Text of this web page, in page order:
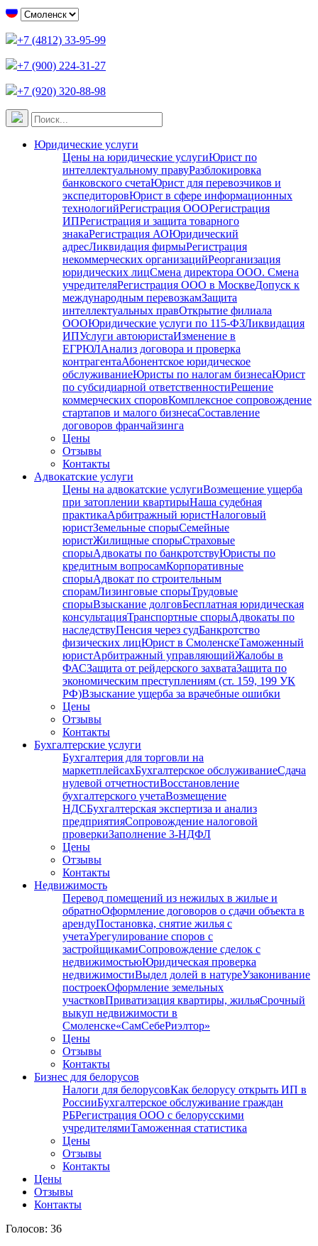
+7 (4812) 33-95-99
+7 (900) 224-31-27
+7 (920) 320-88-98
Юридические услуги
Цены на юридические услугиЮрист по
интеллектуальному правуРазблокировка
банковского счетаЮрист для перевозчиков и
экспедиторовЮрист в сфере информационных
технологийРегистрация ОООРегистрация
ИПРегистрация и защита товарного
знакаРегистрация АОЮридический
адресЛиквидация фирмыРегистрация
некоммерческих организацийРеорганизация
юридических лицСмена директора ООО. Смена
учредителяРегистрация ООО в МосквеДопуск к
международным перевозкамЗащита
интеллектуальных правОткрытие филиала
ОООЮридические услуги по 115-ФЗЛиквидация
ИПУслуги автоюристаИзменение в
ЕГРЮЛАнализ договора и проверка
контрагентаАбонентское юридическое
обслуживаниеЮристы по налогам бизнесаЮрист
по субсидиарной ответственностиРешение
коммерческих споровКомплексное сопровождение
стартапов и малого бизнесаСоставление
договоров франчайзинга
Цены
Отзывы
Контакты
Адвокатские услуги
Цены на адвокатские услугиВозмещение ущерба
при затоплении квартирыНаша судебная
практикаАрбитражный юристНалоговый
юристЗемельные спорыСемейные
юристЖилищные спорыСтраховые
спорыАдвокаты по банкротствуЮристы по
кредитным вопросамКорпоративные
спорыАдвокат по строительным
спорамЛизинговые спорыТрудовые
спорыВзыскание долговБесплатная юридическая
консультацияТранспортные спорыАдвокаты по
наследствуПенсия через судБанкротство
физических лицЮрист в СмоленскеТаможенный
юристАрбитражный управляющийЖалобы в
ФАСЗащита от рейдерского захватаЗащита по
экономическим преступлениям (ст. 159, 199 УК
РФ)Взыскание ущерба за врачебные ошибки
Цены
Отзывы
Контакты
Бухгалтерские услуги
Бухгалтерия для торговли на
маркетплейсахБухгалтерское обслуживаниеСдача
нулевой отчетностиВосстановление
бухгалтерского учетаВозмещение
НДСБухгалтерская экспертиза и анализ
предприятияСопровождение налоговой
проверкиЗаполнение 3-НДФЛ
Цены
Отзывы
Контакты
Недвижимость
Перевод помещений из нежилых в жилые и
обратноОформление договоров о сдачи объекта в
арендуПостановка, снятие жилья с
учетаУрегулирование споров с
застройщикамиСопровождение сделок с
недвижимостьюЮридическая проверка
недвижимостиВыдел долей в натуреУзаконивание
построекОформление земельных
участковПриватизация квартиры, жильяСрочный
выкуп недвижимости в
Cмоленске«СамСебеРиэлтор»
Цены
Отзывы
Контакты
Бизнес для белорусов
Налоги для белорусовКак белорусу открыть ИП в
РоссииБухгалтерское обслуживание граждан
РБРегистрация ООО с белорусскими
учредителямиТаможенная статистика
Цены
Отзывы
Контакты
Цены
Отзывы
Контакты
Голосов: 36